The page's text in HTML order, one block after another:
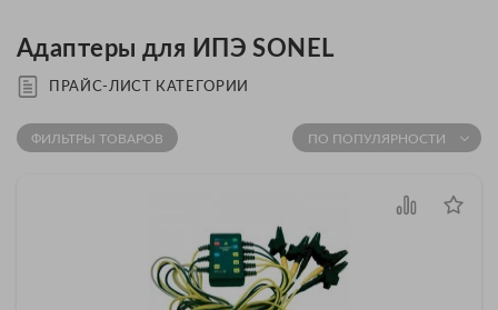
Адаптеры для ИПЭ SONEL
ПРАЙС-ЛИСТ КАТЕГОРИИ
ФИЛЬТРЫ ТОВАРОВ ПО ПОПУЛЯРНОСТИ